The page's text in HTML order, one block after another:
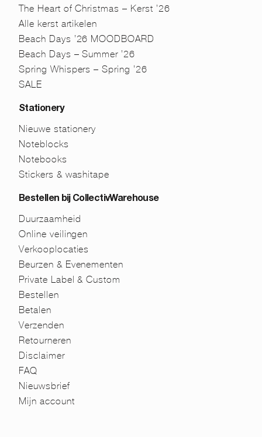
The Heart of Christmas – Kerst ’26
Alle kerst artikelen
Beach Days ’26 MOODBOARD
Beach Days – Summer ’26
Spring Whispers – Spring ’26
SALE
Stationery
Nieuwe stationery
Noteblocks
Notebooks
Stickers & washitape
Bestellen bij CollectivWarehouse
Duurzaamheid
Online veilingen
Verkooplocaties
Beurzen & Evenementen
Private Label & Custom
Bestellen
Betalen
Verzenden
Retourneren
Disclaimer
FAQ
Nieuwsbrief
Mijn account